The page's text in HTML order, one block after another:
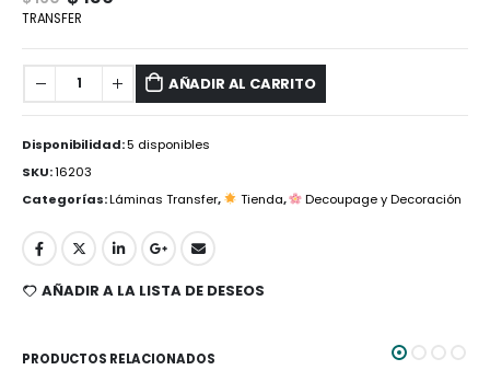
TRANSFER
AÑADIR AL CARRITO
Disponibilidad:5 disponibles
SKU:16203
Categorías:Láminas Transfer, Tienda, Decoupage y Decoración
AÑADIR A LA LISTA DE DESEOS
PRODUCTOS RELACIONADOS